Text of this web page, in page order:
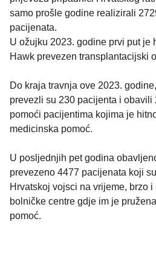
samo prošle godine realizirali
pacijenata.
U ožujku 2023. godine prvi put je
Hawk prevezen transplantacijski
Do kraja travnja ove 2023.
prevezli su 230 pacijenta i obavili
pomoći pacijentima kojima je
medicinska pomoć.
U posljednjih pet godina
prevezeno 4477 pacijenata koji
Hrvatskoj vojsci na vrijeme, brzo
bolničke centre gdje im je
pomoć.